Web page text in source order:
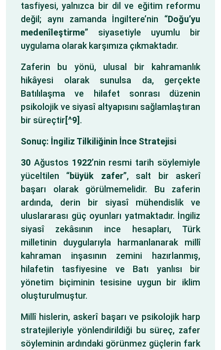
tasfiyesi, yalnızca bir dil ve eğitim reformu
değil; aynı zamanda İngiltere’nin “Doğu’yu
medenîleştirme” siyasetiyle uyumlu bir
uygulama olarak karşımıza çıkmaktadır.
Zaferin bu yönü, ulusal bir kahramanlık
hikâyesi olarak sunulsa da, gerçekte
Batılılaşma ve hilafet sonrası düzenin
psikolojik ve siyasî altyapısını sağlamlaştıran
bir süreçtir[^9] .
Sonuç: İngiliz Tilkiliğinin İnce Stratejisi
30 Ağustos 1922’nin resmi tarih söylemiyle
yüceltilen “büyük zafer”, salt bir askerî
başarı olarak görülmemelidir. Bu zaferin
ardında, derin bir siyasî mühendislik ve
uluslararası güç oyunları yatmaktadır. İngiliz
siyasî zekâsının ince hesapları, Türk
milletinin duygularıyla harmanlanarak millî
kahraman inşasının zemini hazırlanmış,
hilafetin tasfiyesine ve Batı yanlısı bir
yönetim biçiminin tesisine uygun bir iklim
oluşturulmuştur.
Millî hislerin, askerî başarı ve psikolojik harp
stratejileriyle yönlendirildiği bu süreç, zafer
söyleminin ardındaki görünmez güçlerin fark